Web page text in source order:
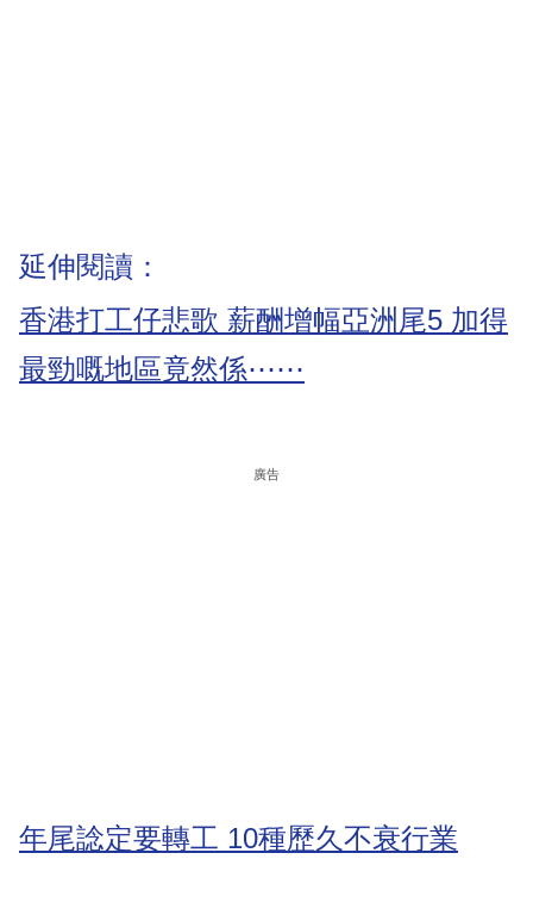
延伸閱讀：
香港打工仔悲歌 薪酬增幅亞洲尾5 加得
最勁嘅地區竟然係⋯⋯
廣告
年尾諗定要轉工 10種歷久不衰行業